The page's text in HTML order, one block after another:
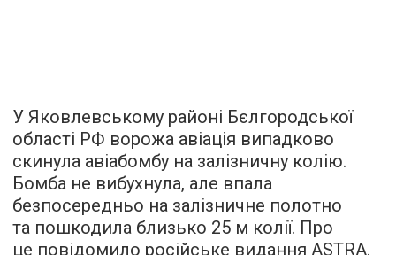
У Яковлевському районі Бєлгородської
області РФ ворожа авіація випадково
скинула авіабомбу на залізничну колію.
Бомба не вибухнула, але впала
безпосередньо на залізничне полотно
та пошкодила близько 25 м колії. Про
це повідомило російське видання ASTRA.